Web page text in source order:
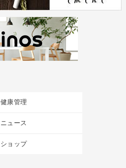
健康管理
ニュース
ショップ